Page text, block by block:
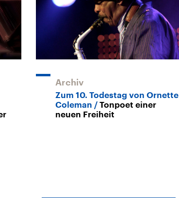
Archiv
Zum 10. Todestag von Ornette
Coleman
Tonpoet einer
neuen Freiheit